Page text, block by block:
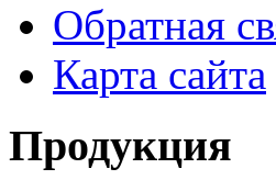
Обратная
Карта сайта
Продукция